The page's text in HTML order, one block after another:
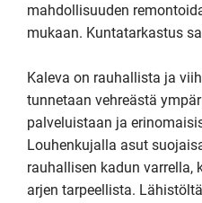
mahdollisuuden
mukaan. Kuntatarkastus
Kaleva on rauhallista ja
tunnetaan vehreästä
palveluistaan ja
Louhenkujalla asut
rauhallisen kadun varrella,
arjen tarpeellista.